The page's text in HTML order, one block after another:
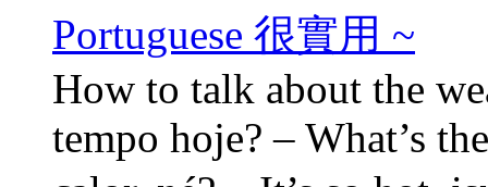
Portuguese 很實用 ~
How to talk about the
tempo hoje? – What’s